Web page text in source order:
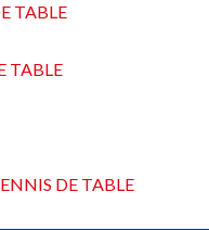
TABLE
TABLE
DE TABLE